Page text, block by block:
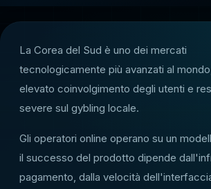
La Corea del Sud è uno dei mercati
tecnologicamente più avanzati al
elevato coinvolgimento degli utenti e
severe sul gybling locale.
Gli operatori online operano su un
il successo del prodotto dipende
pagamento, dalla velocità